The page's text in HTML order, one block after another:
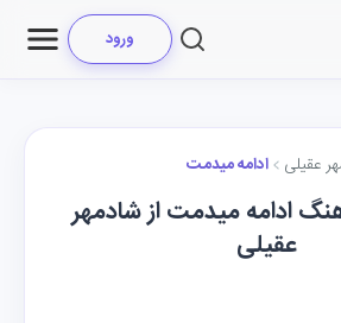
ورود
عقیلی ادامه میدمت
ادامه میدمت از شادمهر
عقیلی